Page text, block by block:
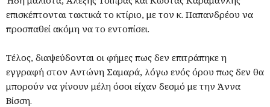
επισκέπτονται τακτικά το κτίριο, με τον κ. Παπανδρέου να
προσπαθεί ακόμη να το εντοπίσει.
Τέλος, διαψεύδονται οι φήμες πως δεν επιτράπηκε η
εγγραφή στον Αντώνη Σαμαρά, λόγω ενός όρου πως δεν θα
μπορούν να γίνουν μέλη όσοι είχαν δεσμό με την Άννα
Βίσση.